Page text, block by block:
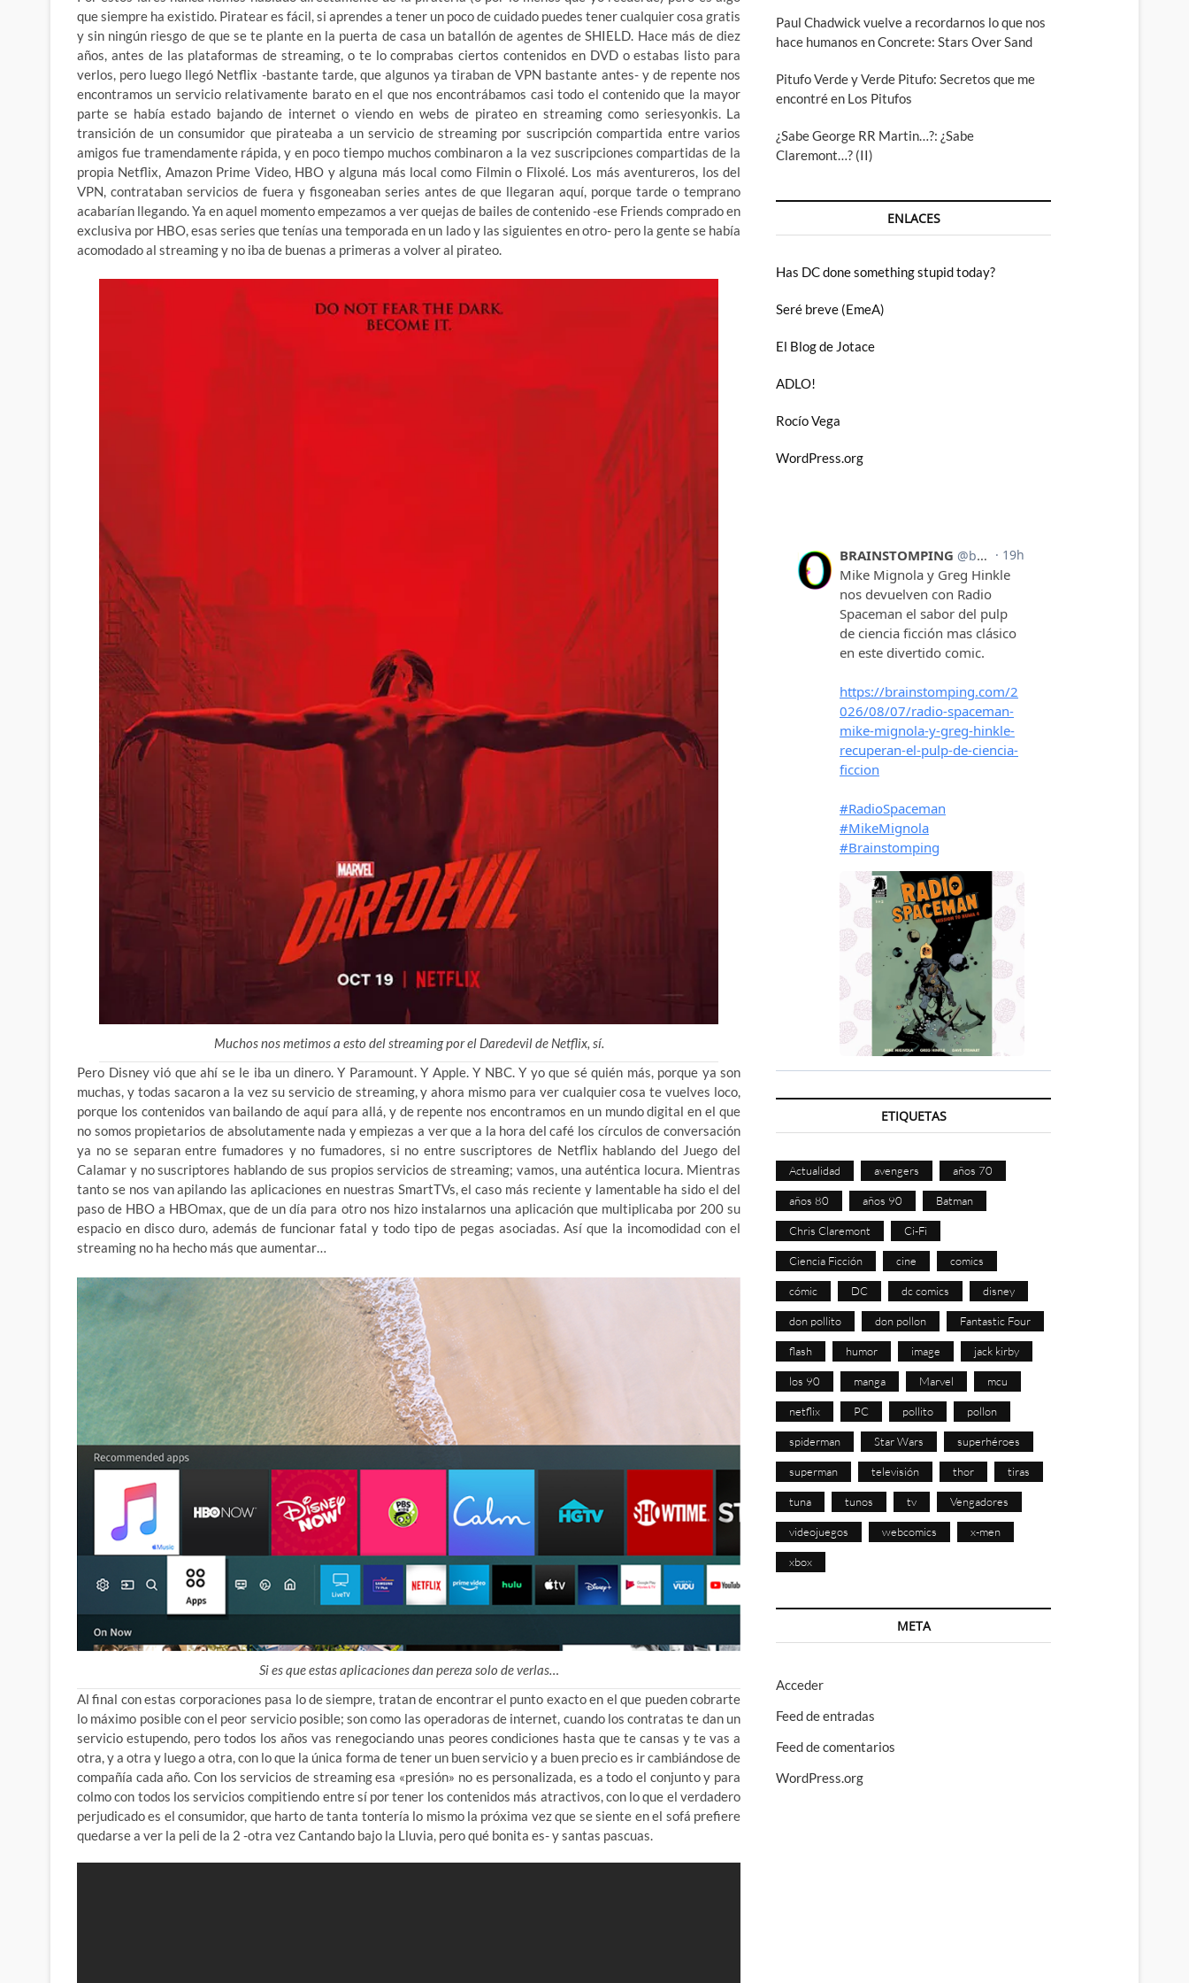
que siempre ha existido. Piratear es fácil, si aprendes a tener un poco de cuidado puedes tener cualquier cosa gratis
y sin ningún riesgo de que se te plante en la puerta de casa un batallón de agentes de SHIELD. Hace más de diez
años, antes de las plataformas de streaming, o te lo comprabas ciertos contenidos en DVD o estabas listo para
verlos, pero luego llegó Netflix -bastante tarde, que algunos ya tiraban de VPN bastante antes- y de repente nos
encontramos un servicio relativamente barato en el que nos encontrábamos casi todo el contenido que la mayor
parte se había estado bajando de internet o viendo en webs de pirateo en streaming como seriesyonkis. La
transición de un consumidor que pirateaba a un servicio de streaming por suscripción compartida entre varios
amigos fue tramendamente rápida, y en poco tiempo muchos combinaron a la vez suscripciones compartidas de la
propia Netflix, Amazon Prime Video, HBO y alguna más local como Filmin o Flixolé. Los más aventureros, los del
VPN, contrataban servicios de fuera y fisgoneaban series antes de que llegaran aquí, porque tarde o temprano
acabarían llegando. Ya en aquel momento empezamos a ver quejas de bailes de contenido -ese Friends comprado en
exclusiva por HBO, esas series que tenías una temporada en un lado y las siguientes en otro- pero la gente se había
acomodado al streaming y no iba de buenas a primeras a volver al pirateo.
Muchos nos metimos a esto del streaming por el Daredevil de Netflix, sí.
Pero Disney vió que ahí se le iba un dinero. Y Paramount. Y Apple. Y NBC. Y yo que sé quién más, porque ya son
muchas, y todas sacaron a la vez su servicio de streaming, y ahora mismo para ver cualquier cosa te vuelves loco,
porque los contenidos van bailando de aquí para allá, y de repente nos encontramos en un mundo digital en el que
no somos propietarios de absolutamente nada y empiezas a ver que a la hora del café los círculos de conversación
ya no se separan entre fumadores y no fumadores, si no entre suscriptores de Netflix hablando del Juego del
Calamar y no suscriptores hablando de sus propios servicios de streaming; vamos, una auténtica locura. Mientras
tanto se nos van apilando las aplicaciones en nuestras SmartTVs, el caso más reciente y lamentable ha sido el del
paso de HBO a HBOmax, que de un día para otro nos hizo instalarnos una aplicación que multiplicaba por 200 su
espacio en disco duro, además de funcionar fatal y todo tipo de pegas asociadas. Así que la incomodidad con el
streaming no ha hecho más que aumentar…
Si es que estas aplicaciones dan pereza solo de verlas…
Al final con estas corporaciones pasa lo de siempre, tratan de encontrar el punto exacto en el que pueden cobrarte
lo máximo posible con el peor servicio posible; son como las operadoras de internet, cuando los contratas te dan un
servicio estupendo, pero todos los años vas renegociando unas peores condiciones hasta que te cansas y te vas a
otra, y a otra y luego a otra, con lo que la única forma de tener un buen servicio y a buen precio es ir cambiándose de
compañía cada año. Con los servicios de streaming esa «presión» no es personalizada, es a todo el conjunto y para
colmo con todos los servicios compitiendo entre sí por tener los contenidos más atractivos, con lo que el verdadero
perjudicado es el consumidor, que harto de tanta tontería lo mismo la próxima vez que se siente en el sofá prefiere
quedarse a ver la peli de la 2 -otra vez Cantando bajo la Lluvia, pero qué bonita es- y santas pascuas.
Paul Chadwick vuelve a recordarnos lo que nos
hace humanos en Concrete: Stars Over Sand
Pitufo Verde y Verde Pitufo: Secretos que me
encontré en Los Pitufos
¿Sabe George RR Martin…?: ¿Sabe
Claremont…? (II)
ENLACES
Has DC done something stupid today?
Seré breve (EmeA)
El Blog de Jotace
ADLO!
Rocío Vega
WordPress.org
ETIQUETAS
Actualidad avengers años 70
años 80 años 90 Batman
Chris Claremont Ci-Fi
Ciencia Ficción cine comics
cómic DC dc comics disney
don pollito don pollon Fantastic Four
flash humor image jack kirby
los 90 manga Marvel mcu
netflix PC pollito pollon
spiderman Star Wars superhéroes
superman televisión thor tiras
tuna tunos tv Vengadores
videojuegos webcomics x-men
xbox
META
Acceder
Feed de entradas
Feed de comentarios
WordPress.org